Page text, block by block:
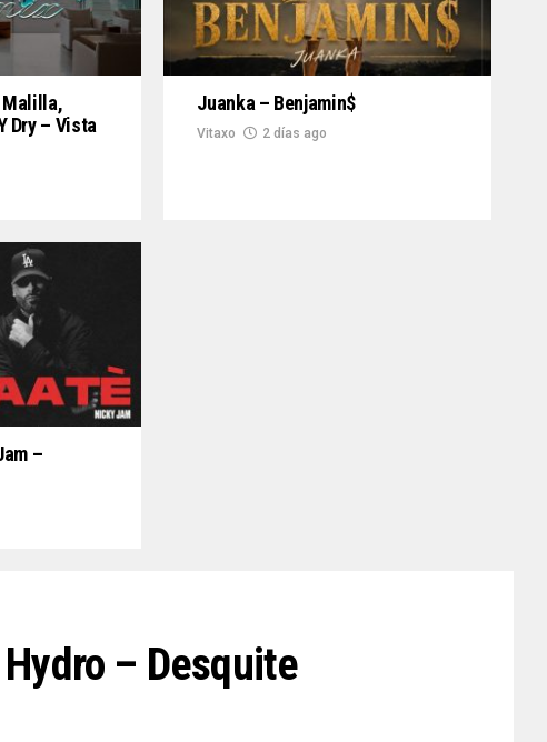
Malilla,
Dry – Vista
Juanka – Benjamin$
Vitaxo 2 días ago
–
– Desquite